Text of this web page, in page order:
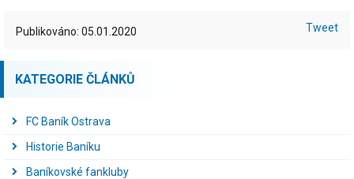
Publikováno: 05.01.2020 Tweet
KATEGORIE ČLÁNKŮ
FC Baník Ostrava
Historie Baníku
Baníkovské fankluby